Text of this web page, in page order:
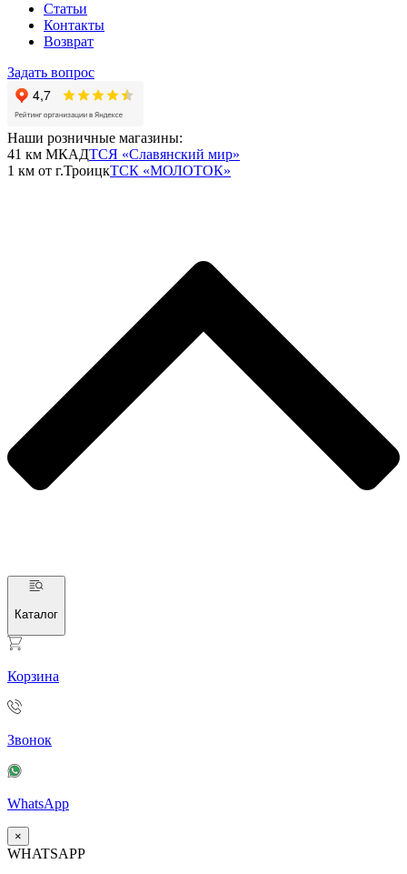
Статьи
Контакты
Возврат
Задать вопрос
Наши розничные магазины:
41 км МКАДТСЯ «Славянский мир»
1 км от г.ТроицкТСК «МОЛОТОК»
Каталог
Корзина
Звонок
WhatsApp
×
WHATSAPP